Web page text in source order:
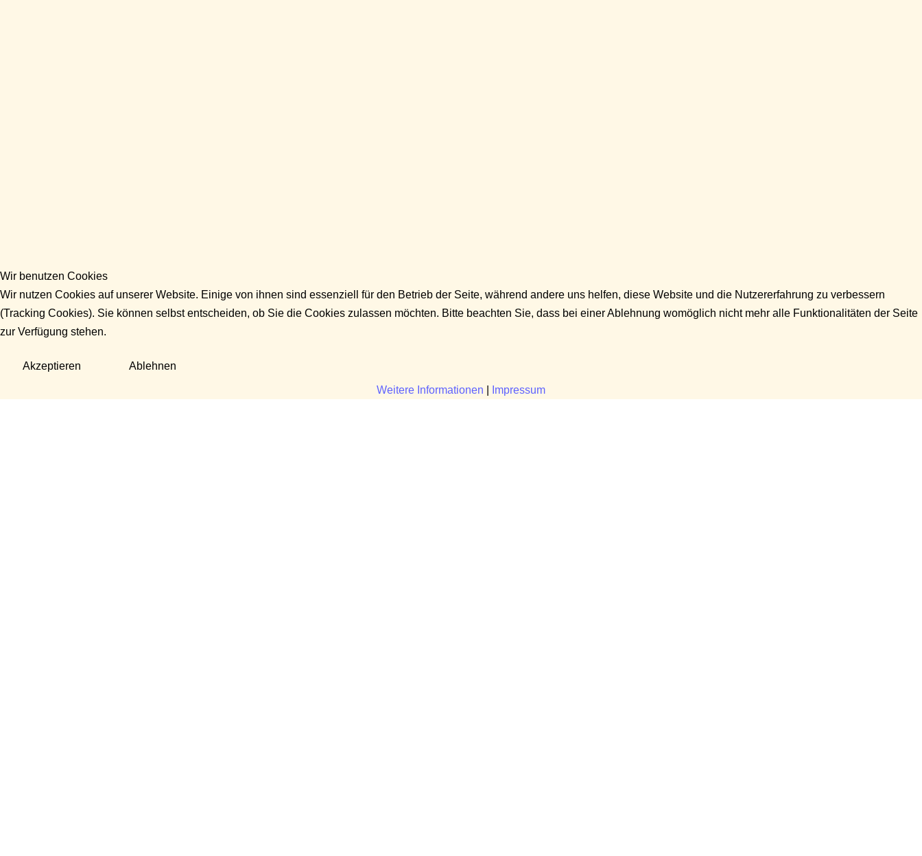
Wir benutzen Cookies
Wir nutzen Cookies auf unserer Website. Einige von ihnen sind essenziell für den Betrieb der Seite, während andere uns helfen, diese Website und die Nutzererfahrung zu verbessern
(Tracking Cookies). Sie können selbst entscheiden, ob Sie die Cookies zulassen möchten. Bitte beachten Sie, dass bei einer Ablehnung womöglich nicht mehr alle Funktionalitäten der Seite
zur Verfügung stehen.
Akzeptieren Ablehnen
Weitere Informationen Impressum